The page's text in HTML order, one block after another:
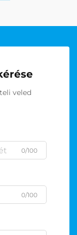
veled
0/100
0/100